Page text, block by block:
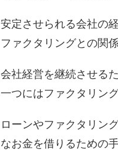
安定させられる会社の
ファクタリングとの関
会社経営を継続させる
一つにはファクタリン
ローンやファクタリン
なお金を借りるための